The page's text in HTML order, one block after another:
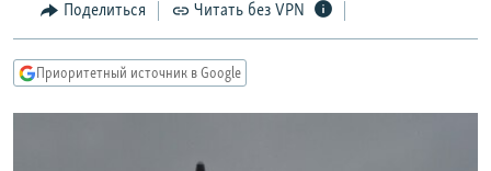
Вернутся
КУЛЬТУРА
КАВКАЗ.РЕАЛИИ
Поделиться Читать без VPN
Приоритетный источник в Google